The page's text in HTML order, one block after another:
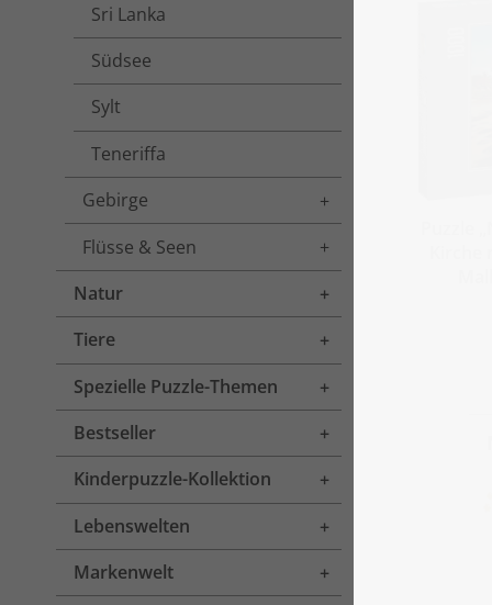
Sri Lanka
Südsee
Sylt
Teneriffa
Gebirge
Toggle menu
Flüsse & Seen
Toggle menu
Natur
Toggle menu
Tiere
Toggle menu
Spezielle Puzzle-Themen
Toggle menu
Bestseller
Toggle menu
Kinderpuzzle-Kollektion
Toggle menu
Lebenswelten
Toggle menu
Markenwelt
Toggle menu